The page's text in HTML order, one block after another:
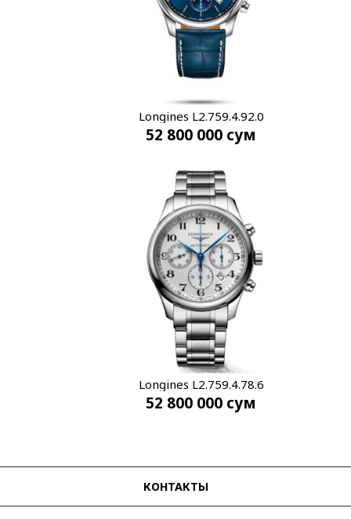
Longines L2.759.4.92.0
52 800 000 сум
Longines L2.759.4.78.6
52 800 000 сум
КОНТАКТЫ